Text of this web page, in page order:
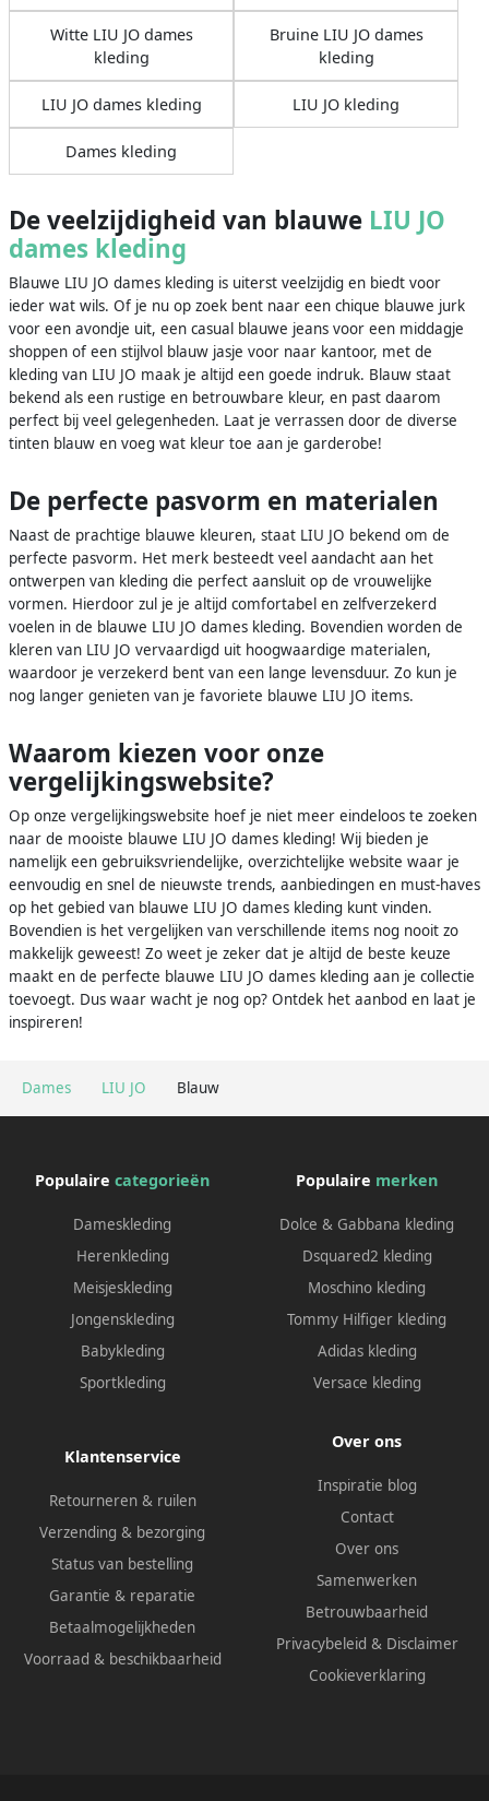
Dames LIU JO Blauw
Witte LIU JO dames
kleding
Bruine LIU JO dames
kleding
LIU JO dames kleding LIU JO kleding
Dames kleding
De veelzijdigheid van blauwe LIU JO
dames kleding
Blauwe LIU JO dames kleding is uiterst veelzijdig en biedt voor
ieder wat wils. Of je nu op zoek bent naar een chique blauwe jurk
voor een avondje uit, een casual blauwe jeans voor een middagje
shoppen of een stijlvol blauw jasje voor naar kantoor, met de
kleding van LIU JO maak je altijd een goede indruk. Blauw staat
bekend als een rustige en betrouwbare kleur, en past daarom
perfect bij veel gelegenheden. Laat je verrassen door de diverse
tinten blauw en voeg wat kleur toe aan je garderobe!
De perfecte pasvorm en materialen
Naast de prachtige blauwe kleuren, staat LIU JO bekend om de
perfecte pasvorm. Het merk besteedt veel aandacht aan het
ontwerpen van kleding die perfect aansluit op de vrouwelijke
vormen. Hierdoor zul je je altijd comfortabel en zelfverzekerd
voelen in de blauwe LIU JO dames kleding. Bovendien worden de
kleren van LIU JO vervaardigd uit hoogwaardige materialen,
waardoor je verzekerd bent van een lange levensduur. Zo kun je
nog langer genieten van je favoriete blauwe LIU JO items.
Waarom kiezen voor onze
vergelijkingswebsite?
Op onze vergelijkingswebsite hoef je niet meer eindeloos te zoeken
naar de mooiste blauwe LIU JO dames kleding! Wij bieden je
namelijk een gebruiksvriendelijke, overzichtelijke website waar je
eenvoudig en snel de nieuwste trends, aanbiedingen en must-haves
op het gebied van blauwe LIU JO dames kleding kunt vinden.
Bovendien is het vergelijken van verschillende items nog nooit zo
makkelijk geweest! Zo weet je zeker dat je altijd de beste keuze
maakt en de perfecte blauwe LIU JO dames kleding aan je collectie
toevoegt. Dus waar wacht je nog op? Ontdek het aanbod en laat je
inspireren!
Populaire categorieën
Dameskleding
Herenkleding
Meisjeskleding
Jongenskleding
Babykleding
Sportkleding
Populaire merken
Dolce & Gabbana kleding
Dsquared2 kleding
Moschino kleding
Tommy Hilfiger kleding
Adidas kleding
Versace kleding
Klantenservice
Retourneren & ruilen
Verzending & bezorging
Status van bestelling
Garantie & reparatie
Betaalmogelijkheden
Voorraad & beschikbaarheid
Over ons
Inspiratie blog
Contact
Over ons
Samenwerken
Betrouwbaarheid
Privacybeleid & Disclaimer
Cookieverklaring